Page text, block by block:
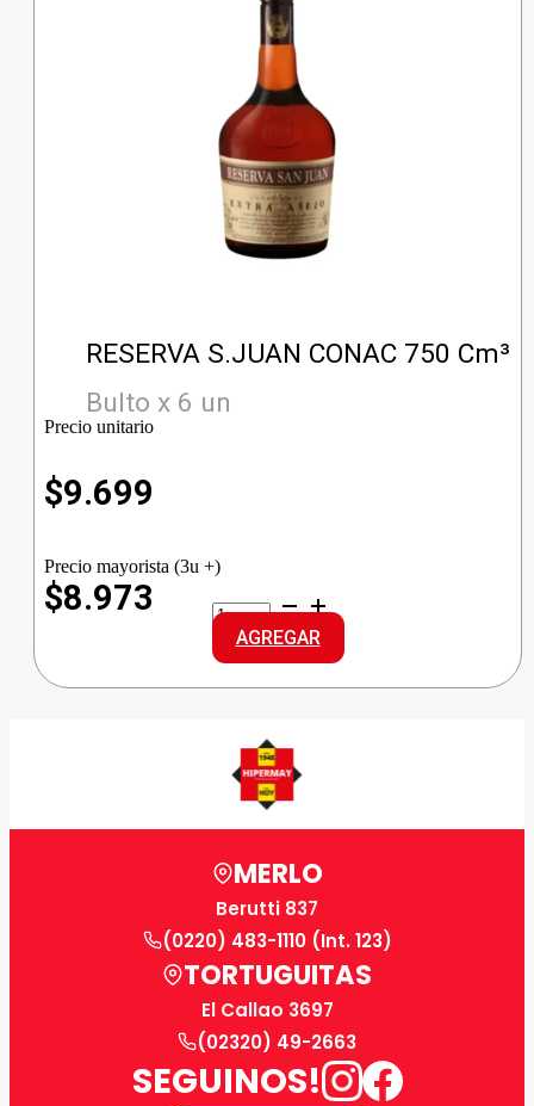
RESERVA S.JUAN CONAC 750 Cm³
Bulto x 6 un
Precio unitario
$9.699
Precio mayorista (3u +)
$8.973
RESERVA
S.JUAN
CONAC
cantidad
AGREGAR
MERLO
Berutti 837
(0220) 483-1110 (Int. 123)
TORTUGUITAS
El Callao 3697
(02320) 49-2663
SEGUINOS!